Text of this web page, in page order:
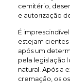
cemitério,
e autorização
É
estejam cientes
após um
pela legislação
natural. Após a
cremação, os